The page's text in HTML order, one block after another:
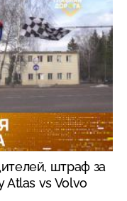
штраф за
Atlas vs Volvo